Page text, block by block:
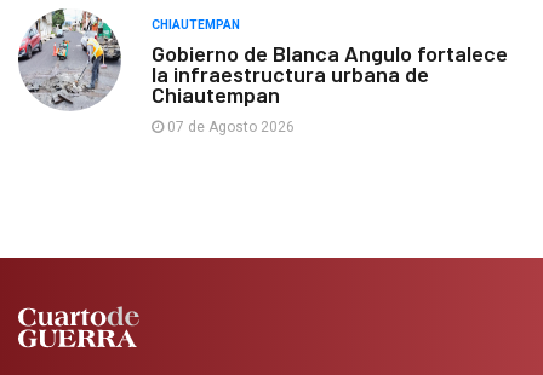
CHIAUTEMPAN
Gobierno de Blanca Angulo fortalece
la infraestructura urbana de
Chiautempan
07 de Agosto 2026